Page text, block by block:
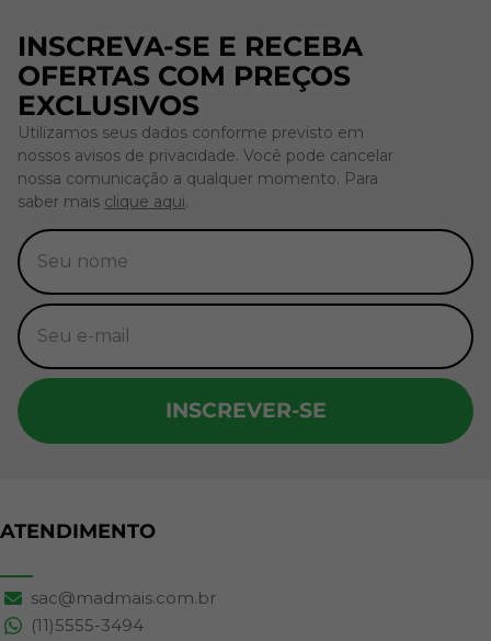
INSCREVA-SE E RECEBA
OFERTAS COM PREÇOS
EXCLUSIVOS
Utilizamos seus dados conforme previsto em
nossos avisos de privacidade. Você pode cancelar
nossa comunicação a qualquer momento. Para
saber mais clique aqui.
INSCREVER-SE
ATENDIMENTO
sac@madmais.com.br
(11)5555-3494